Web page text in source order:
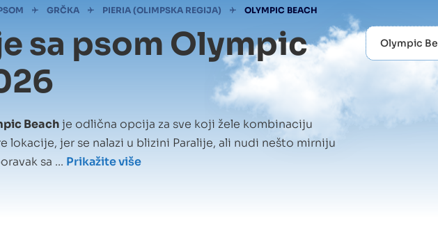
GRČKA PIERIA (OLIMPSKA REGIJA) OLYMPIC BEACH
sa psom Olympic
Beach je odlična opcija za sve koji žele kombinaciju
lokacije, jer se nalazi u blizini Paralije, ali nudi nešto mirniju
sa ... Prikažite više
Olympic